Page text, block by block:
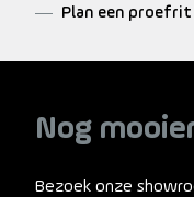
Plan een proefrit
Nog
Bezoek onze